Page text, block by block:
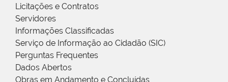
Licitações e Contratos
Servidores
Informações Classificadas
Serviço de Informação ao Cidadão (SIC)
Perguntas Frequentes
Dados Abertos
Obras em Andamento e Concluídas